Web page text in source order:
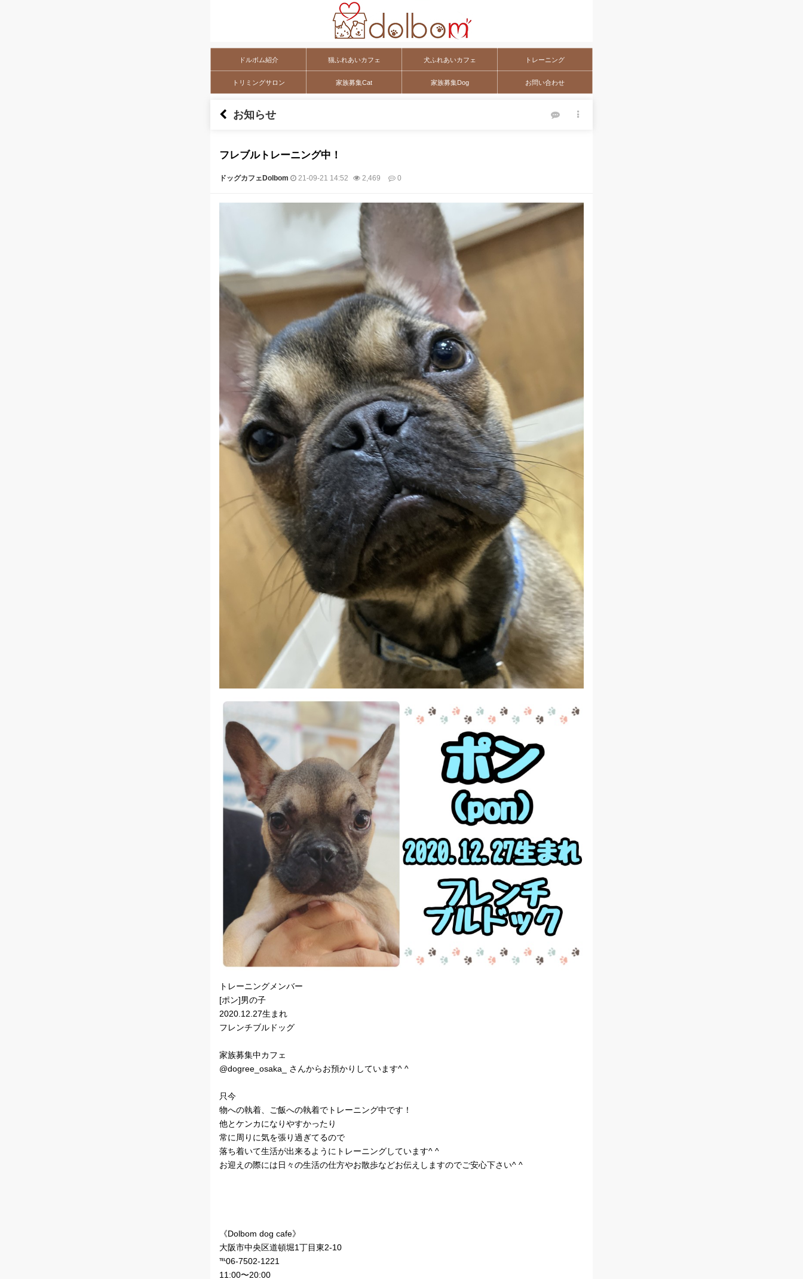
ドルボム紹介 猫ふれあいカフェ 犬ふれあいカフェ トレーニング
トリミングサロン 家族募集Cat 家族募集Dog お問い合わせ
お知らせ
フレブルトレーニング中！
ドッグカフェDolbom 21-09-21 14:52 2,469 0
トレーニングメンバー
[ポン]男の子
2020.12.27生まれ
フレンチブルドッグ
家族募集中カフェ
@dogree_osaka_ さんからお預かりしています^ ^
只今
物への執着、ご飯への執着でトレーニング中です！
他とケンカになりやすかったり
常に周りに気を張り過ぎてるので
落ち着いて生活が出来るようにトレーニングしています^ ^
お迎えの際には日々の生活の仕方やお散歩などお伝えしますのでご安心下さい^ ^
《Dolbom dog cafe》
大阪市中央区道頓堀1丁目東2-10
℡06-7502-1221
11:00〜20:00